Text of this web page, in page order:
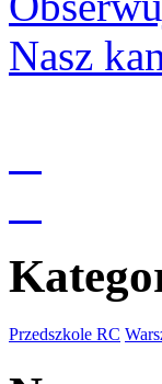
Nasz
Przedszkole RC